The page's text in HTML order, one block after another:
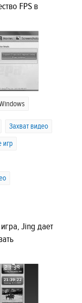
FPS в
Захват видео
игр
Jing дает